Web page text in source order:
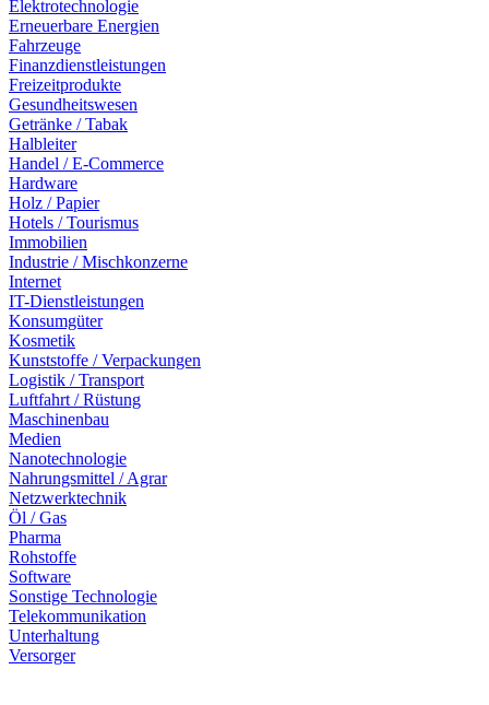
Elektrotechnologie
Erneuerbare Energien
Fahrzeuge
Finanzdienstleistungen
Freizeitprodukte
Gesundheitswesen
Getränke / Tabak
Halbleiter
Handel / E-Commerce
Hardware
Holz / Papier
Hotels / Tourismus
Immobilien
Industrie / Mischkonzerne
Internet
IT-Dienstleistungen
Konsumgüter
Kosmetik
Kunststoffe / Verpackungen
Logistik / Transport
Luftfahrt / Rüstung
Maschinenbau
Medien
Nanotechnologie
Nahrungsmittel / Agrar
Netzwerktechnik
Öl / Gas
Pharma
Rohstoffe
Software
Sonstige Technologie
Telekommunikation
Unterhaltung
Versorger